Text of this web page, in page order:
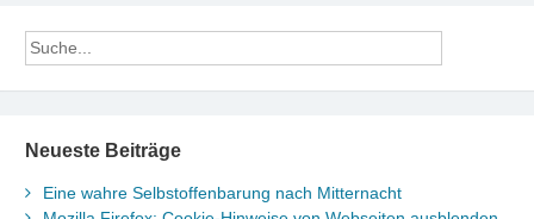
Neueste Beiträge
Eine wahre Selbstoffenbarung nach Mitternacht